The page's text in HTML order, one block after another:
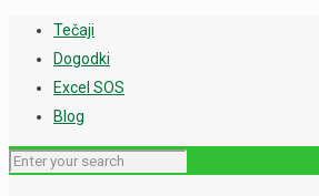
Tečaji
Dogodki
Excel SOS
Blog